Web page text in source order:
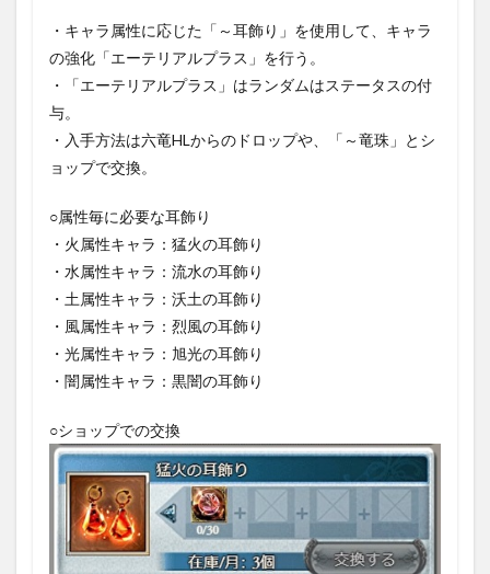
・キャラ属性に応じた「～耳飾り」を使用して、キャラ
の強化「エーテリアルプラス」を行う。
・「エーテリアルプラス」はランダムはステータスの付
与。
・入手方法は六竜HLからのドロップや、「～竜珠」とシ
ョップで交換。
○属性毎に必要な耳飾り
・火属性キャラ：猛火の耳飾り
・水属性キャラ：流水の耳飾り
・土属性キャラ：沃土の耳飾り
・風属性キャラ：烈風の耳飾り
・光属性キャラ：旭光の耳飾り
・闇属性キャラ：黒闇の耳飾り
○ショップでの交換